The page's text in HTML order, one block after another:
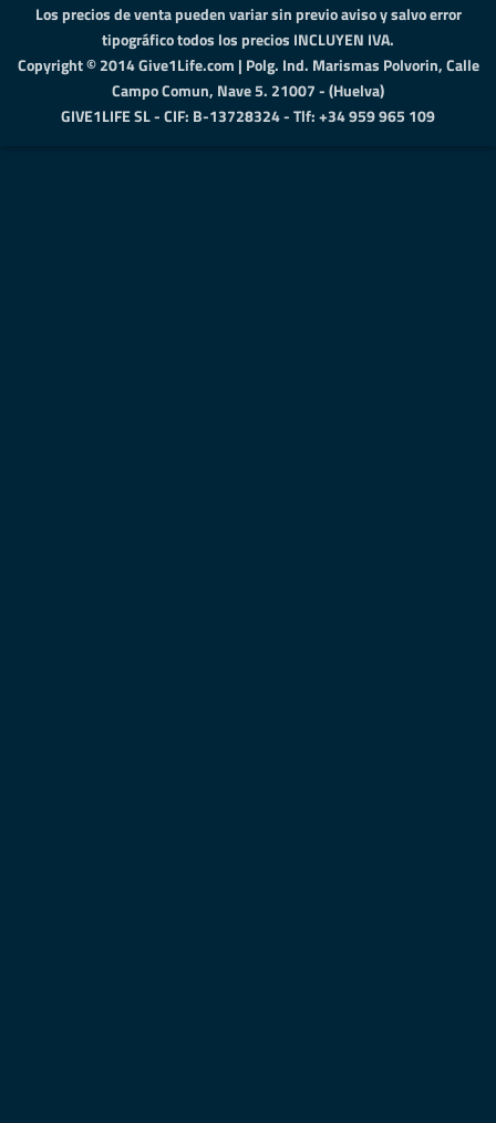
Los precios de venta pueden variar sin previo aviso y salvo error
tipográfico todos los precios INCLUYEN IVA.
Copyright © 2014 Give1Life.com | Polg. Ind. Marismas Polvorin, Calle
Campo Comun, Nave 5. 21007 - (Huelva)
GIVE1LIFE SL - CIF: B-13728324 - Tlf: +34 959 965 109